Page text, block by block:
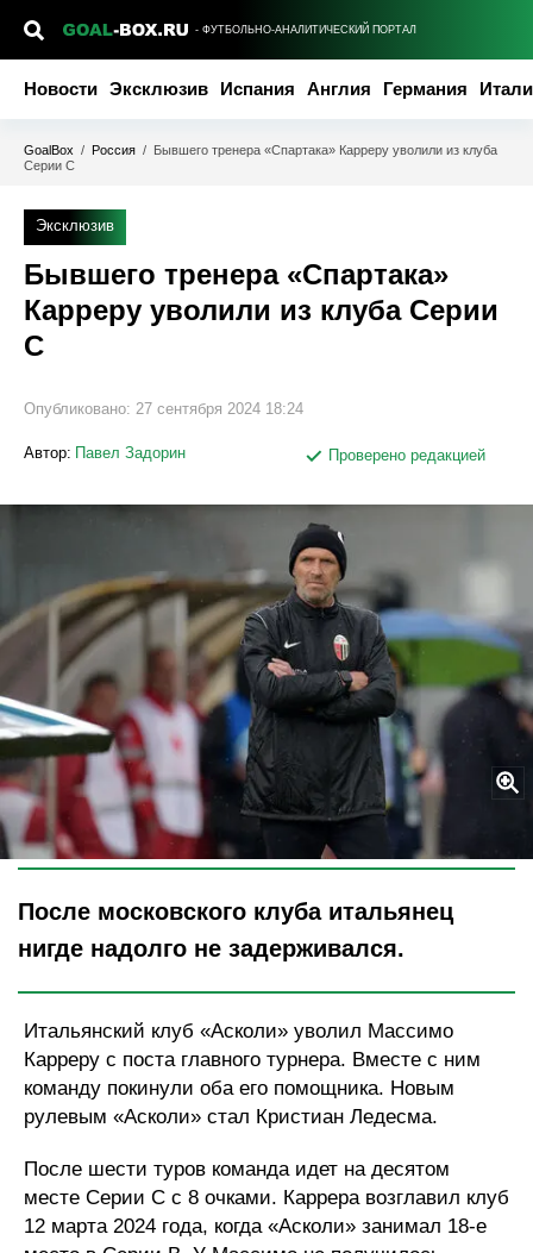
- ФУТБОЛЬНО-АНАЛИТИЧЕСКИЙ ПОРТАЛ
Новости Эксклюзив Испания Англия Германия
GoalBox / Россия / Бывшего тренера «Спартака» Карреру уволили из клуба
Серии C
Эксклюзив
Бывшего тренера «Спартака»
Карреру уволили из клуба Серии
C
Опубликовано: 27 сентября 2024 18:24
Автор: Павел Задорин Проверено редакцией
После московского клуба итальянец
нигде надолго не задерживался.
Итальянский клуб «Асколи» уволил Массимо
Карреру с поста главного турнера. Вместе с ним
команду покинули оба его помощника. Новым
рулевым «Асколи» стал Кристиан Ледесма.
После шести туров команда идет на десятом
месте Серии С с 8 очками. Каррера возглавил клуб
12 марта 2024 года, когда «Асколи» занимал 18-е